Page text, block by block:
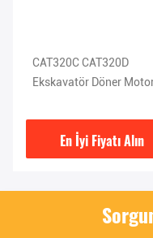
CAT320C CAT320D
Ekskavatör Döner
En İyi Fiyatı Alın